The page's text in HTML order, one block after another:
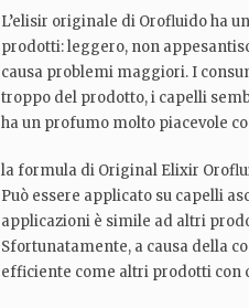
L’elisir originale di Orofluido ha
prodotti: leggero, non
causa problemi maggiori. I
troppo del prodotto, i capelli
ha un profumo molto piacevole
la formula di Original Elixir
Può essere applicato su capelli
applicazioni è simile ad altri
Sfortunatamente, a causa della
efficiente come altri prodotti con